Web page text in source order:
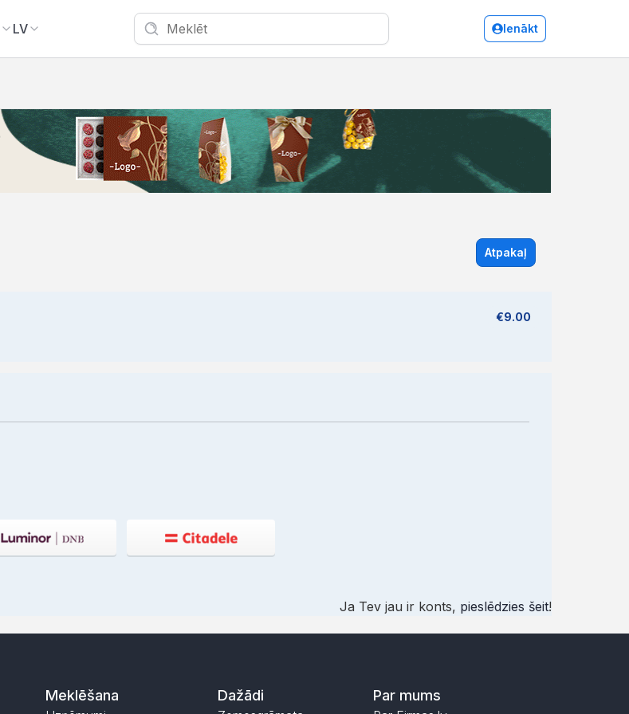
LV Ienākt
Atpakaļ
€9.00
Ja Tev jau ir konts, pieslēdzies šeit!
Meklēšana Dažādi Par mums